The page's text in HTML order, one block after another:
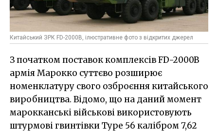
Китайський ЗРК FD-2000B, ілюстративне фото з відкритих джерел
З початком поставок комплексів FD-2000B
армія Марокко суттєво розширює
номенклатуру свого озброєння китайського
виробництва. Відомо, що на даний момент
марокканські військові використовують
штурмові гвинтівки Type 56 калібром 7,62